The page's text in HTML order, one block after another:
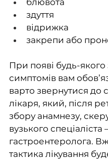
блювота
здуття
відрижка
закрепи або
При появі будь-якого
симптомів вам
варто звернутися до
лікаря, який, після
збору анамнезу,
вузького спеціаліста
гастроентеролога.
тактика лікування